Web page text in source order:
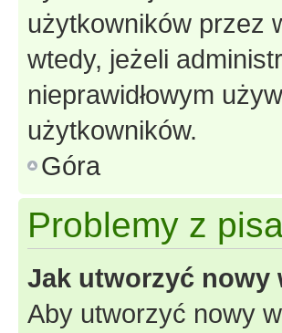
użytkowników przez
wtedy, jeżeli
nieprawidłowym
użytkowników.
Góra
Problemy z
Jak utworzyć nowy
Aby utworzyć nowy